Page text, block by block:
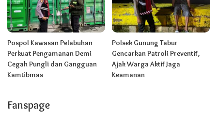
Pospol Kawasan Pelabuhan
Perkuat Pengamanan Demi
Cegah Pungli dan Gangguan
Kamtibmas
Polsek Gunung Tabur
Gencarkan Patroli Preventif,
Ajak Warga Aktif Jaga
Keamanan
Fanspage